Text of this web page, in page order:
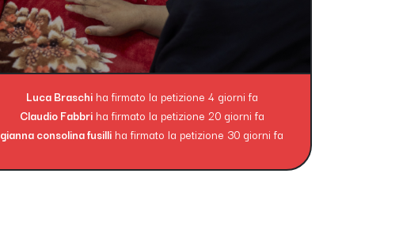
Luca Braschiha firmato la petizione 4 giorni fa
Claudio Fabbriha firmato la petizione 20 giorni fa
gianna consolina fusilli ha firmato la petizione 30 giorni fa